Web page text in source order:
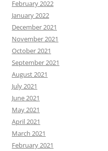
February 2022
January 2022
December 2021
November 2021
October 2021
September 2021
August 2021
July 2021
June 2021
May 2021
April 2021
March 2021
February 2021